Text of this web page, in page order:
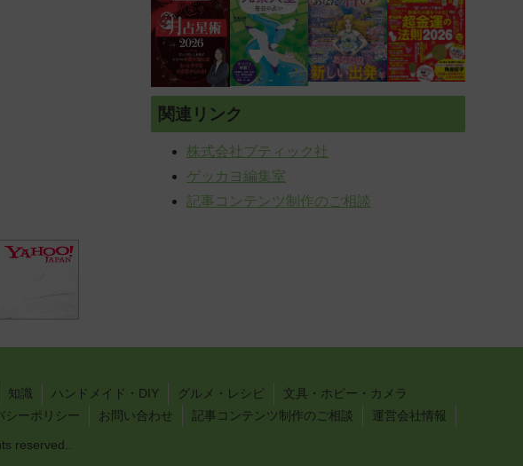
関連リンク
株式会社ブティック社
ゲッカヨ編集室
記事コンテンツ制作のご相談
知識 ハンドメイド・DIY グルメ・レシピ
文具・ホビー・カメラ
シーポリシー お問い合わせ 記事コンテンツ制作のご相談 運営会社情報
reserved..